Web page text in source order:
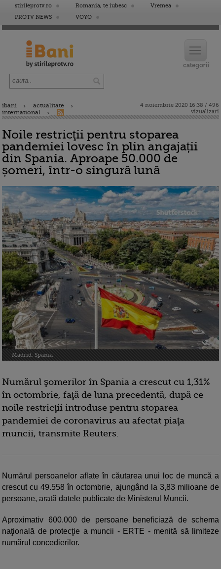
stirileprotv.ro Romania, te iubesc
Vremea
PROTV NEWS
VOYO
ibani
actualitate
international
4 noiembrie 2020 16:38 / 496
vizualizari
Noile restricţii pentru stoparea
pandemiei lovesc în plin angajații
din Spania. Aproape 50.000 de
șomeri, într-o singură lună
Madrid, Spania
Numărul şomerilor în Spania a crescut cu 1,31%
în octombrie, faţă de luna precedentă, după ce
noile restricţii introduse pentru stoparea
pandemiei de coronavirus au afectat piaţa
muncii, transmite Reuters.
Numărul persoanelor aflate în căutarea unui loc de muncă a
crescut cu 49.558 în octombrie, ajungând la 3,83 milioane de
persoane, arată datele publicate de Ministerul Muncii.
Aproximativ 600.000 de persoane beneficiază de schema
naţională de protecţie a muncii - ERTE - menită să limiteze
numărul concedierilor.